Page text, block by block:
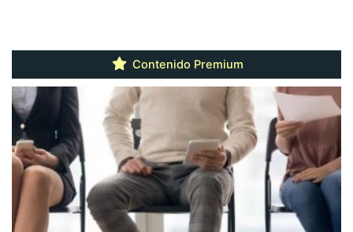
Contenido Premium